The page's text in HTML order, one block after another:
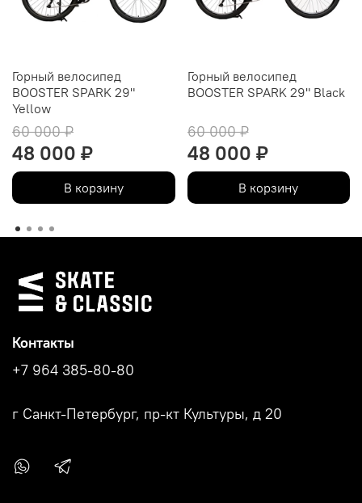
Горный велосипед
BOOSTER SPARK 29"
Yellow
60 000 ₽
48 000 ₽
В корзину
Горный велосипед
BOOSTER SPARK 29" Black
60 000 ₽
48 000 ₽
В корзину
Контакты
+7 964 385-80-80
г Санкт-Петербург, пр-кт Культуры, д 20